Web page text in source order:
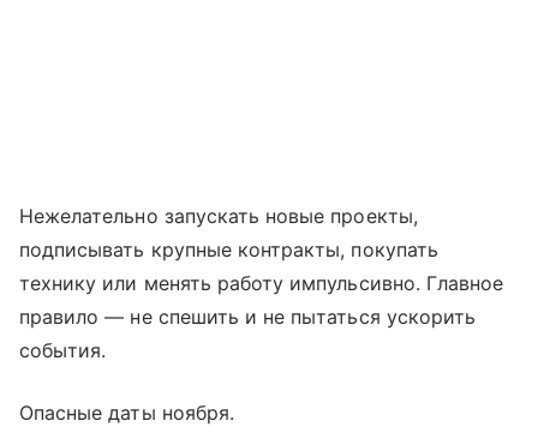
Нежелательно запускать новые проекты,
подписывать крупные контракты, покупать
технику или менять работу импульсивно. Главное
правило — не спешить и не пытаться ускорить
события.
Опасные даты ноября.